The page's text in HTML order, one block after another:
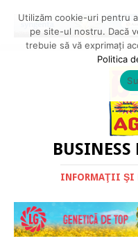
BUSINESS
INFORMAŢII ŞI
Utilizăm cookie-uri pentru
pe site-ul nostru. Dacă
trebuie să vă exprimați
Politica